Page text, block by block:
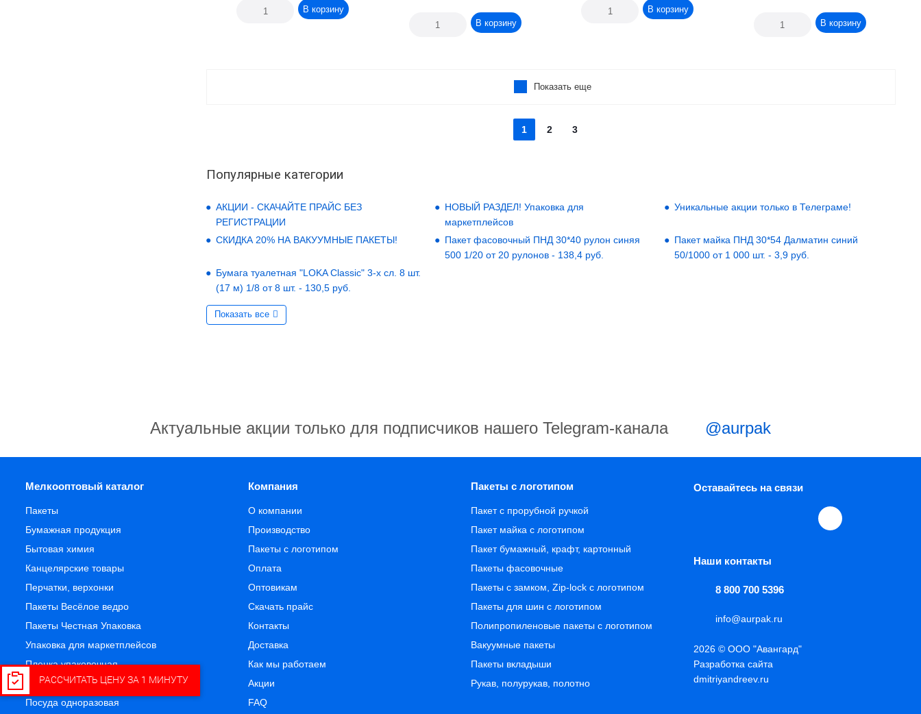
В корзину
В корзину
В корзину
В корзину
Показать еще
1 2 3
Популярные категории
АКЦИИ - СКАЧАЙТЕ ПРАЙС БЕЗ
РЕГИСТРАЦИИ
НОВЫЙ РАЗДЕЛ! Упаковка для
маркетплейсов
Уникальные акции только в Телеграме!
СКИДКА 20% НА ВАКУУМНЫЕ ПАКЕТЫ!
Пакет фасовочный ПНД 30*40 рулон синяя
500 1/20 от 20 рулонов - 138,4 руб.
Пакет майка ПНД 30*54 Далматин синий
50/1000 от 1 000 шт. - 3,9 руб.
Бумага туалетная "LOKA Classic" 3-х сл. 8 шт.
(17 м) 1/8 от 8 шт. - 130,5 руб.
Показать все
Актуальные акции только для подписчиков нашего Telegram-канала @aurpak
Мелкооптовый каталог
Пакеты
Бумажная продукция
Бытовая химия
Канцелярские товары
Перчатки, верхонки
Пакеты Весёлое ведро
Пакеты Честная Упаковка
Упаковка для маркетплейсов
Пленка упаковочная
Подарочная упаковка и сувениры
Посуда одноразовая
Компания
О компании
Производство
Пакеты с логотипом
Оплата
Оптовикам
Скачать прайс
Контакты
Доставка
Как мы работаем
Акции
FAQ
Пакеты с логотипом
Пакет с прорубной ручкой
Пакет майка с логотипом
Пакет бумажный, крафт, картонный
Пакеты фасовочные
Пакеты с замком, Zip-lock с логотипом
Пакеты для шин с логотипом
Полипропиленовые пакеты с логотипом
Вакуумные пакеты
Пакеты вкладыши
Рукав, полурукав, полотно
Оставайтесь на связи
Наши контакты
8 800 700 5396
info@aurpak.ru
2026 © ООО "Авангард"
Разработка сайта
dmitriyandreev.ru
РАССЧИТАТЬ ЦЕНУ ЗА 1 МИНУТУ